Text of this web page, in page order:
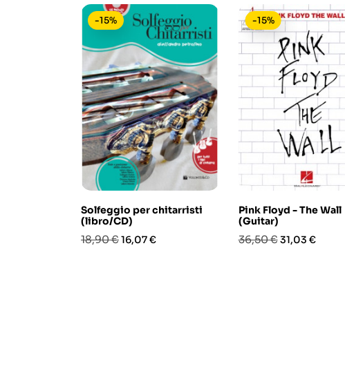
Solfeggio per chitarristi
(libro/CD)
Prezzo
18,90 €Prezzo
16,07 €
-15%
Pink Floyd - The Wall
(Guitar)
Prezzo
36,50 €Prezzo
31,03 €
-15%